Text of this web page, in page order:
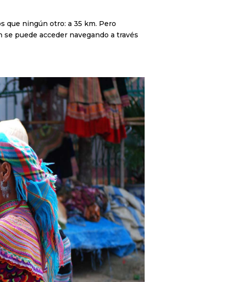
que ningún otro: a 35 km. Pero
puede acceder navegando a través